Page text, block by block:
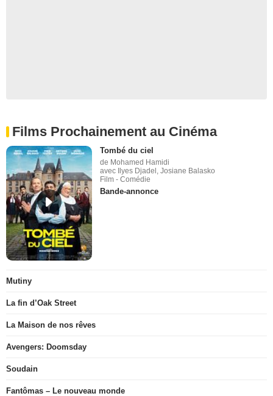
Films Prochainement au Cinéma
Tombé du ciel
de Mohamed Hamidi
avec Ilyes Djadel, Josiane Balasko
Film - Comédie
Bande-annonce
Mutiny
La fin d’Oak Street
La Maison de nos rêves
Avengers: Doomsday
Soudain
Fantômas – Le nouveau monde